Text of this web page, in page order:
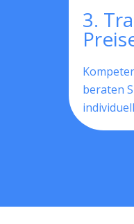
3.
beraten